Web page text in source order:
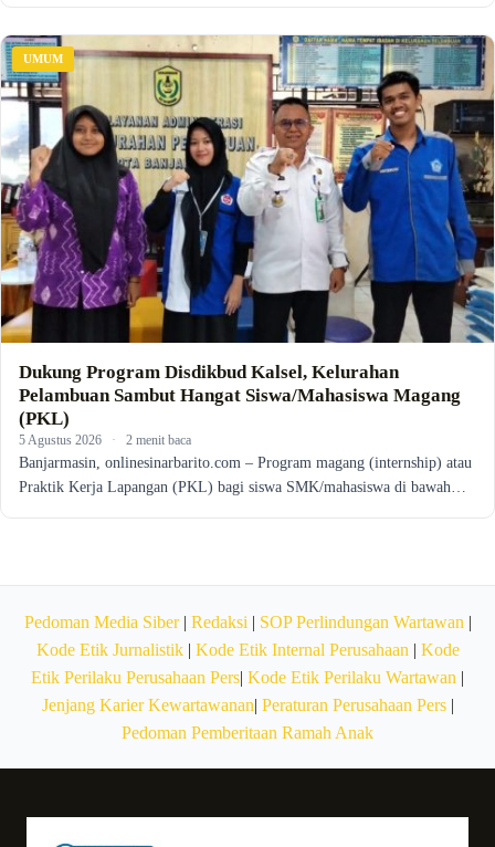
UMUM
Dukung Program Disdikbud Kalsel, Kelurahan
Pelambuan Sambut Hangat Siswa/Mahasiswa Magang
(PKL)
5 Agustus 2026 · 2 menit baca
Banjarmasin, onlinesinarbarito.com – Program magang (internship) atau
Praktik Kerja Lapangan (PKL) bagi siswa SMK/mahasiswa di bawah…
Pedoman Media Siber| Redaksi | SOP Perlindungan Wartawan |
Kode Etik Jurnalistik| Kode Etik Internal Perusahaan | Kode
Etik Perilaku Perusahaan Pers| Kode Etik Perilaku Wartawan |
Jenjang Karier Kewartawanan| Peraturan Perusahaan Pers|
Pedoman Pemberitaan Ramah Anak